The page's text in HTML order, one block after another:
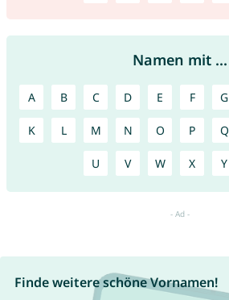
Namen mit ...
A B C D E F G
K L M N O P Q
U V W X Y
Finde weitere schöne Vornamen!